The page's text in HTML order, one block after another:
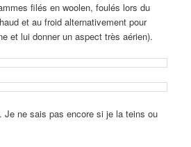
filés en woolen, foulés lors du
et au froid alternativement pour
et lui donner un aspect très aérien).
Je ne sais pas encore si je la teins ou